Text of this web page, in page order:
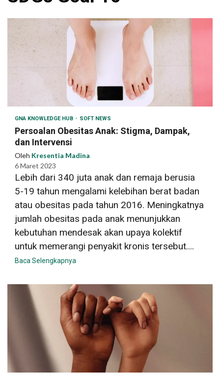
GNA KNOWLEDGE HUB SOFT NEWS
Persoalan Obesitas Anak: Stigma, Dampak,
dan Intervensi
Oleh Kresentia Madina
6 Maret 2023
Lebih dari 340 juta anak dan remaja berusia
5-19 tahun mengalami kelebihan berat badan
atau obesitas pada tahun 2016. Meningkatnya
jumlah obesitas pada anak menunjukkan
kebutuhan mendesak akan upaya kolektif
untuk memerangi penyakit kronis tersebut....
Baca Selengkapnya